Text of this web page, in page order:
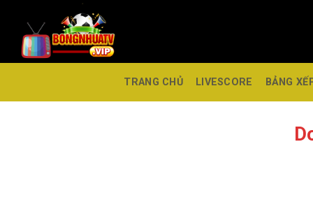
TRANG CHỦ LIVESCORE BẢNG